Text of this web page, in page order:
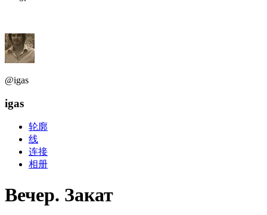
@igas
igas
轮廓
线
连接
相册
Вечер. Закат